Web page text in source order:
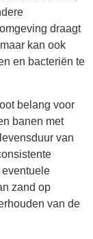
draagt
kan ook
en bacteriën te
belang voor
banen met
van
zand op
van de